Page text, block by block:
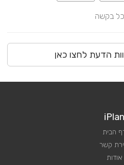
כל בקשה
הדעת לחצו כאן
iPlan
הבית
קשר
אודות